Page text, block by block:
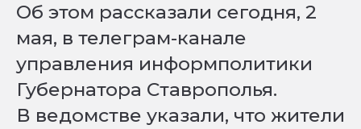
Об этом рассказали сегодня, 2
мая, в телеграм-канале
управления информполитики
Губернатора Ставрополья.
В ведомстве указали, что жители